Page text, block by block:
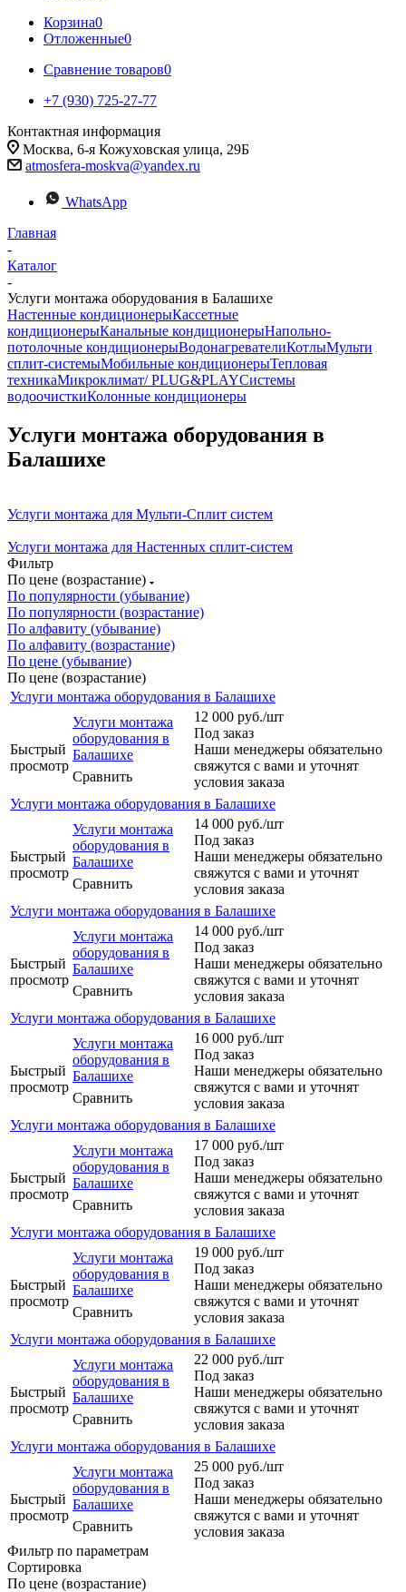
Корзина0
Отложенные0
Сравнение товаров0
+7 (930) 725-27-77
Контактная информация
Москва, 6-я Кожуховская улица, 29Б
atmosfera-moskva@yandex.ru
WhatsApp
Главная
-
Каталог
-
Услуги монтажа оборудования в Балашихе
Настенные кондиционерыКассетные
кондиционерыКанальные кондиционерыНапольно-
потолочные кондиционерыВодонагревателиКотлыМульти
сплит-системыМобильные кондиционерыТепловая
техникаМикроклимат/ PLUG&PLAYСистемы
водоочисткиКолонные кондиционеры
Услуги монтажа оборудования в
Балашихе
Услуги монтажа для Мульти-Сплит систем
Услуги монтажа для Настенных сплит-систем
Фильтр
По цене (возрастание)
По популярности (убывание)
По популярности (возрастание)
По алфавиту (убывание)
По алфавиту (возрастание)
По цене (убывание)
По цене (возрастание)
Услуги монтажа оборудования в Балашихе
Быстрый
просмотр
Услуги монтажа
оборудования в
Балашихе
Сравнить
12 000 руб./шт
Под заказ
Наши менеджеры обязательно
свяжутся с вами и уточнят
условия заказа
Услуги монтажа оборудования в Балашихе
Быстрый
просмотр
Услуги монтажа
оборудования в
Балашихе
Сравнить
14 000 руб./шт
Под заказ
Наши менеджеры обязательно
свяжутся с вами и уточнят
условия заказа
Услуги монтажа оборудования в Балашихе
Быстрый
просмотр
Услуги монтажа
оборудования в
Балашихе
Сравнить
14 000 руб./шт
Под заказ
Наши менеджеры обязательно
свяжутся с вами и уточнят
условия заказа
Услуги монтажа оборудования в Балашихе
Быстрый
просмотр
Услуги монтажа
оборудования в
Балашихе
Сравнить
16 000 руб./шт
Под заказ
Наши менеджеры обязательно
свяжутся с вами и уточнят
условия заказа
Услуги монтажа оборудования в Балашихе
Быстрый
просмотр
Услуги монтажа
оборудования в
Балашихе
Сравнить
17 000 руб./шт
Под заказ
Наши менеджеры обязательно
свяжутся с вами и уточнят
условия заказа
Услуги монтажа оборудования в Балашихе
Быстрый
просмотр
Услуги монтажа
оборудования в
Балашихе
Сравнить
19 000 руб./шт
Под заказ
Наши менеджеры обязательно
свяжутся с вами и уточнят
условия заказа
Услуги монтажа оборудования в Балашихе
Быстрый
просмотр
Услуги монтажа
оборудования в
Балашихе
Сравнить
22 000 руб./шт
Под заказ
Наши менеджеры обязательно
свяжутся с вами и уточнят
условия заказа
Услуги монтажа оборудования в Балашихе
Быстрый
просмотр
Услуги монтажа
оборудования в
Балашихе
Сравнить
25 000 руб./шт
Под заказ
Наши менеджеры обязательно
свяжутся с вами и уточнят
условия заказа
Фильтр по параметрам
Сортировка
По цене (возрастание)